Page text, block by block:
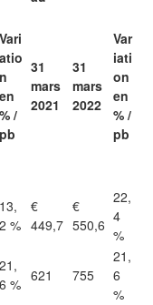
Vari
atio
n
en
% /
pb
31
mars
2021
31
mars
2022
Var
iati
on
en
% /
pb
13,
2 %
€
449,7
€
550,6
22,
4
%
21,
6 % 621 755
21,
6
%